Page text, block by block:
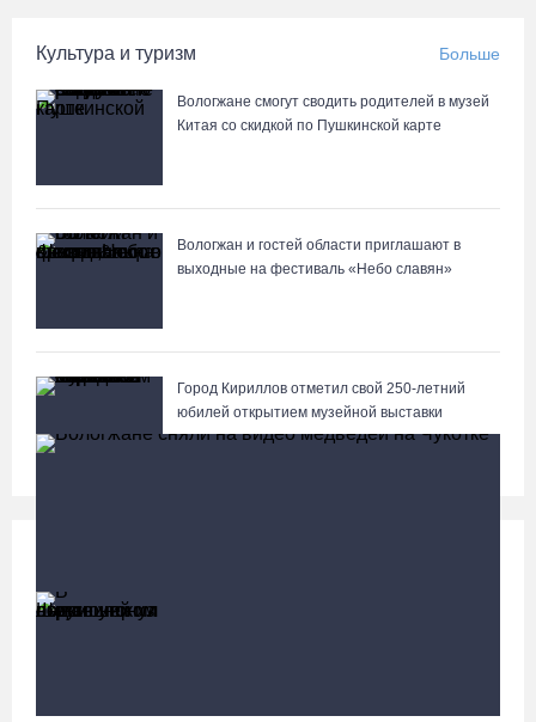
Культура и туризм Больше
Вологжане смогут сводить родителей в музей
Китая со скидкой по Пушкинской карте
Вологжан и гостей области приглашают в
выходные на фестиваль «Небо славян»
Город Кириллов отметил свой 250-летний
юбилей открытием музейной выставки